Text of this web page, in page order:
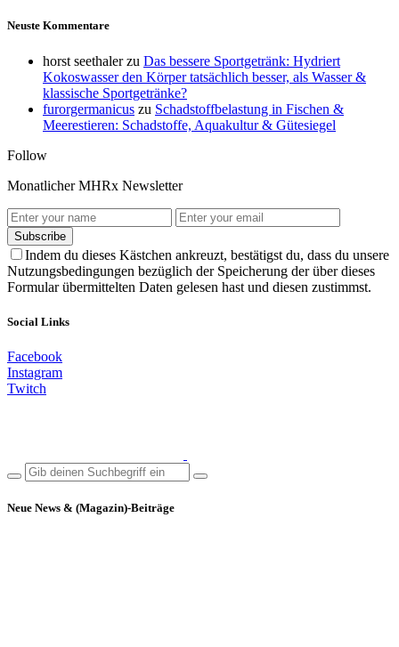
Neuste Kommentare
horst seethalerzu Das bessere Sportgetränk: Hydriert
Kokoswasser den Körper tatsächlich besser, als Wasser &
klassische Sportgetränke?
furorgermanicus zu Schadstoffbelastung in Fischen &
Meerestieren: Schadstoffe, Aquakultur & Gütesiegel
Follow
Monatlicher MHRx Newsletter
Subscribe
Indem du dieses Kästchen ankreuzt, bestätigst du, dass du unsere
Nutzungsbedingungen bezüglich der Speicherung der über dieses
Formular übermittelten Daten gelesen hast und diesen zustimmst.
Social Links
Facebook
Instagram
Twitch
Neue News & (Magazin)-Beiträge